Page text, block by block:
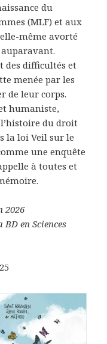
du
(MLF) et aux
même avorté
des difficultés et
menée par les
de leur corps.
humaniste,
du droit
la loi Veil sur le
une enquête
à toutes et
2026
BD en Sciences